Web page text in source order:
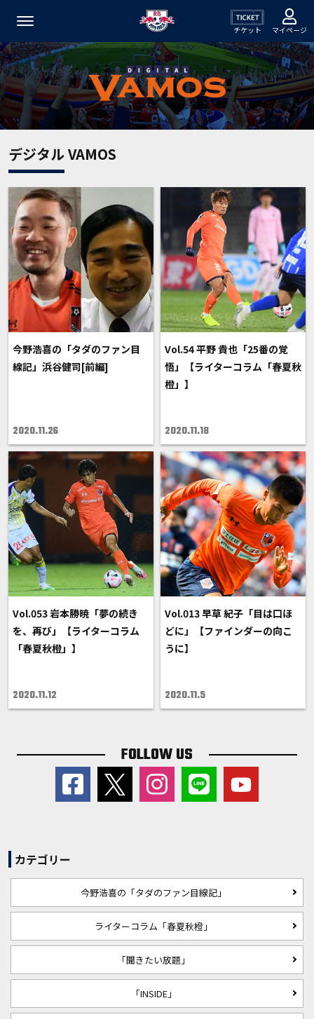
チケット マイページ
デジタル VAMOS
今野浩喜の「タダのファン目
線記」浜谷健司[前編]
2020.11.26
Vol.54 平野 貴也「25番の覚
悟」【ライターコラム「春夏秋
橙」】
2020.11.18
Vol.053 岩本勝暁「夢の続き
を、再び」【ライターコラム
「春夏秋橙」】
2020.11.12
Vol.013 早草 紀子「目は口ほ
どに」【ファインダーの向こ
うに】
2020.11.5
FOLLOW US
カテゴリー
今野浩喜の「タダのファン目線記」
ライターコラム「春夏秋橙」
「聞きたい放題」
「INSIDE」